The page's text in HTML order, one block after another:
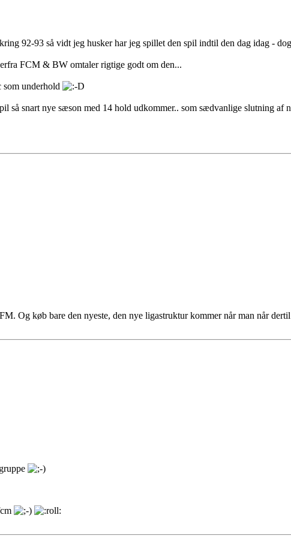
92-93 så vidt jeg husker har jeg spillet den spil indtil den dag idag -
FCM & BW omtaler rigtige godt om den...
underhold
så snart nye sæson med 14 hold udkommer.. som sædvanlige slutning af
Og køb bare den nyeste, den nye ligastruktur kommer når man når dertil